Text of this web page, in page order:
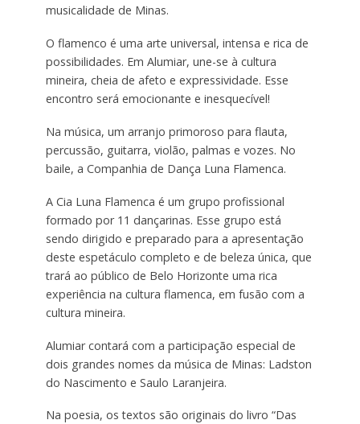
musicalidade de Minas.
O flamenco é uma arte universal, intensa e rica de
possibilidades. Em Alumiar, une-se à cultura
mineira, cheia de afeto e expressividade. Esse
encontro será emocionante e inesquecível!
Na música, um arranjo primoroso para flauta,
percussão, guitarra, violão, palmas e vozes. No
baile, a Companhia de Dança Luna Flamenca.
A Cia Luna Flamenca é um grupo profissional
formado por 11 dançarinas. Esse grupo está
sendo dirigido e preparado para a apresentação
deste espetáculo completo e de beleza única, que
trará ao público de Belo Horizonte uma rica
experiência na cultura flamenca, em fusão com a
cultura mineira.
Alumiar contará com a participação especial de
dois grandes nomes da música de Minas: Ladston
do Nascimento e Saulo Laranjeira.
Na poesia, os textos são originais do livro “Das